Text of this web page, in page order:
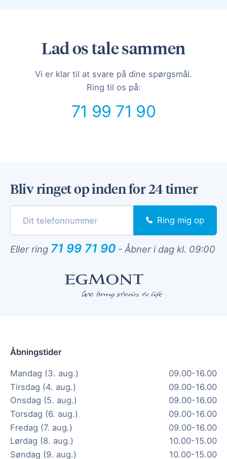
Lad os tale sammen
Vi er klar til at svare på dine spørgsmål.
Ring til os på:
71 99 71 90
Bliv ringet op inden for 24 timer
Ring mig op
Eller ring 71 99 71 90 - Åbner i dag kl. 09:00
Åbningstider
Mandag (3. aug.)
09.00-16.00
Tirsdag (4. aug.)
09.00-16.00
Onsdag (5. aug.)
09.00-16.00
Torsdag (6. aug.)
09.00-16.00
Fredag (7. aug.)
09.00-16.00
Lørdag (8. aug.)
10.00-15.00
Søndag (9. aug.)
10.00-15.00